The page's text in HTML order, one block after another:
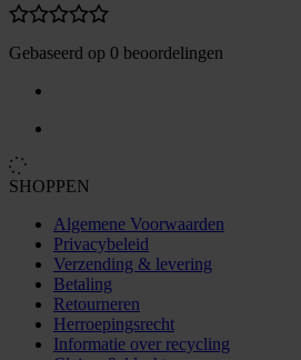
Gebaseerd op 0 beoordelingen
SHOPPEN
Algemene Voorwaarden
Privacybeleid
Verzending & levering
Betaling
Retourneren
Herroepingsrecht
Informatie over recycling